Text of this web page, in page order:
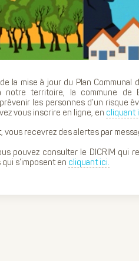
la mise à jour du Plan Communal
notre territoire, la commune de
les personnes d’un risque
vous inscrire en ligne, en cliquant
vous recevrez des alertes par
pouvez consulter le DICRIM
s’imposent en cliquant ici.